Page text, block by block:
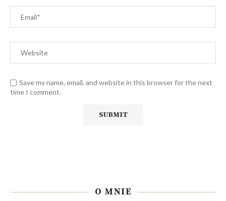
Save my name, email, and website in this browser for the next
time I comment.
O MNIE